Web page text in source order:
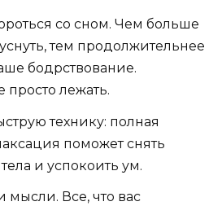
со сном. Чем больше
тем продолжительнее
бодрствование.
просто лежать.
технику: полная
поможет снять
и успокоить ум.
мысли. Все, что вас